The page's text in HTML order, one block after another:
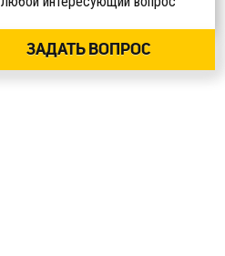
ЗАДАТЬ ВОПРОС